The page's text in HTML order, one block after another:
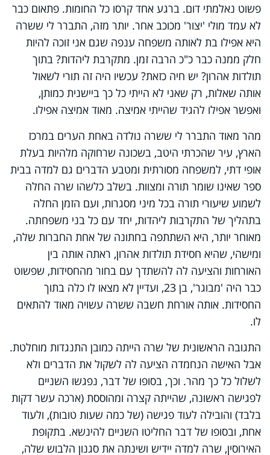
פשוט נאלמתי דום. ברגע אחד קרסו כל החומות. פתאום כבר
לא עמד מולי 'יצור' מכוכב אחר. יותר מזה, התברר לי ששרה
היא אפילו בת לאותה משפחה ענפה שגם אני זוכה להיות
חלק ממנה כבר כ"כ הרבה זמן. מתקרבת ליהדות? בתוך
תולדות אהרון? יש חיה כזאת? עכשיו היה זה תורי לשאול
אותה שאלות, רק שאני לא הייתי כל כך ביישנית כמותן,
ואפשר אפילו להגיד שהייתי אמיצה. מאוד אמיצה אפילו.
מהר מאוד התברר לי ששרה נולדה באחת הערים במרכז
הארץ, עיר שהכרתי היטב, בשכונה שרחוקה מלהיות בעלת
אופי דתי, למשפחה מסורתית ומטבע הדברים גם למדה בבית
ספר שאינו שומר תורה ומצוות. בשלב כלשהו שרה החלה
לשמוע שיעורי תורה בכל מיני מסגרות, ועם הזמן החלה
בתהליך של התקרבות ליהדות, יחד עם כל בני משפחתה.
מאוחר יותר, היא השתתפה בחתונה של אחת החברות שלה,
ומישהי, שהיא חסידת תולדות אהרון, ראתה אותה בין
האורחות והציעה לה להשתדך עם בחור מהחסידות, שפשוט
כבר היה 'מבוגר', בן 23, ועדיין לא מצאו לו כלה בתוך
החסידות. אותה אורחת חשבה ששרה עשויה מאוד להתאים
לו.
התגובה הראשונית של שרה הייתה כמובן התנגדות מוחלטת.
אבל האישה הנחמדה הציעה לה לשקול את הדברים ולא
לשלול כל כך מהר. וכך, בסופו של דבר, נפגשו השניים
לפגישה ראשונה, שהייתה קצרה ומהוססת (ארכה עשר דקות
בלבד) והובילה לעוד פגישה (של כמה שעות טובות), ולעוד
אחת, ובסופו של דבר החליטו השניים להינשא. בתקופת
האירוסין, שרה למדה יידיש ושינתה את סגנון הלבוש שלה,